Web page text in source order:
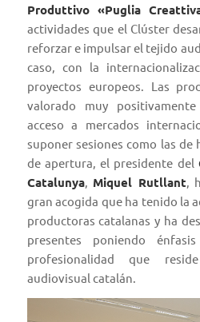
Produttivo «Puglia
actividades que el Clúster
reforzar e impulsar el tejido
caso, con la
proyectos europeos. Las
valorado muy
acceso a mercados
suponer sesiones como las de
de apertura, el presidente del
Catalunya, Miquel Rutllant,
gran acogida que ha tenido la
productoras catalanas y ha
presentes poniendo
profesionalidad que
audiovisual catalán.